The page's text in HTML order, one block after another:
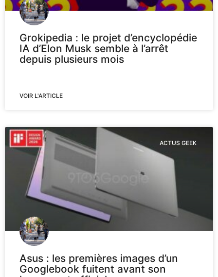
Grokipedia : le projet d’encyclopédie
IA d’Elon Musk semble à l’arrêt
depuis plusieurs mois
VOIR L'ARTICLE
ACTUS GEEK
Asus : les premières images d’un
Googlebook fuitent avant son